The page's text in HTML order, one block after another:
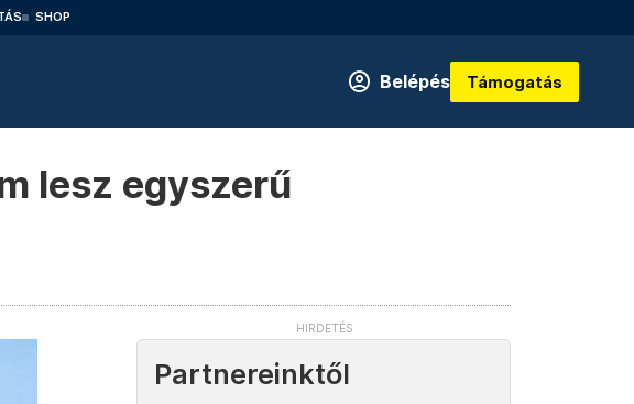
SHOP
Belépés Támogatás
lesz egyszerű
Partnereinktől